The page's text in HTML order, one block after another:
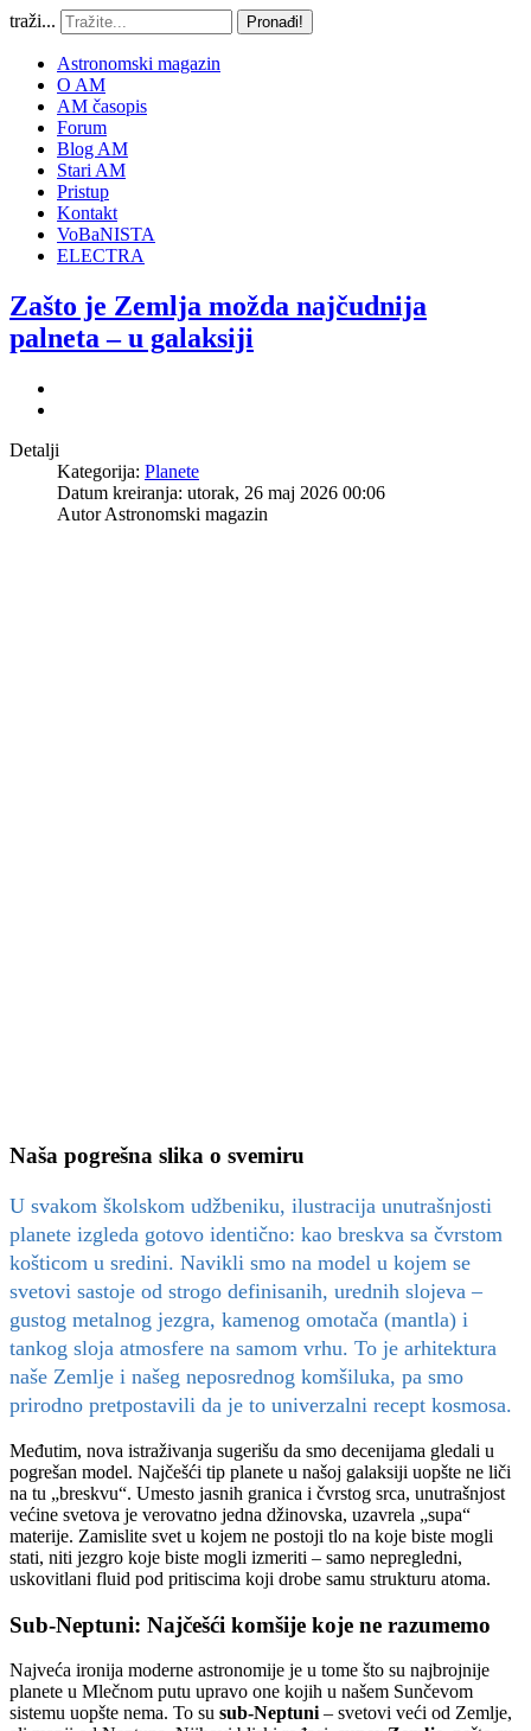
traži... Pronađi!
Astronomski magazin
O AM
AM časopis
Forum
Blog AM
Stari AM
Pristup
Kontakt
VoBaNISTA
ELECTRA
Zašto je Zemlja možda najčudnija
palneta – u galaksiji
Detalji
Kategorija: Planete
Datum kreiranja: utorak, 26 maj 2026 00:06
AutorAstronomski magazin
Naša pogrešna slika o svemiru
U svakom školskom udžbeniku, ilustracija unutrašnjosti
planete izgleda gotovo identično: kao breskva sa čvrstom
košticom u sredini. Navikli smo na model u kojem se
svetovi sastoje od strogo definisanih, urednih slojeva –
gustog metalnog jezgra, kamenog omotača (mantla) i
tankog sloja atmosfere na samom vrhu. To je arhitektura
naše Zemlje i našeg neposrednog komšiluka, pa smo
prirodno pretpostavili da je to univerzalni recept kosmosa.
Međutim, nova istraživanja sugerišu da smo decenijama gledali u
pogrešan model. Najčešći tip planete u našoj galaksiji uopšte ne liči
na tu „breskvu“. Umesto jasnih granica i čvrstog srca, unutrašnjost
većine svetova je verovatno jedna džinovska, uzavrela „supa“
materije. Zamislite svet u kojem ne postoji tlo na koje biste mogli
stati, niti jezgro koje biste mogli izmeriti – samo nepregledni,
uskovitlani fluid pod pritiscima koji drobe samu strukturu atoma.
Sub-Neptuni: Najčešći komšije koje ne razumemo
Najveća ironija moderne astronomije je u tome što su najbrojnije
planete u Mlečnom putu upravo one kojih u našem Sunčevom
sistemu uopšte nema. To su sub-Neptuni– svetovi veći od Zemlje,